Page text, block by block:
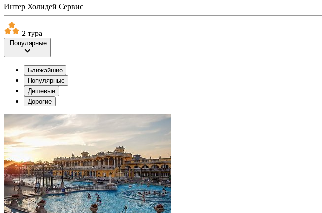
Интер Холидей Сервис
2 тура
Популярные
Ближайшие
Популярные
Дешевые
Дорогие